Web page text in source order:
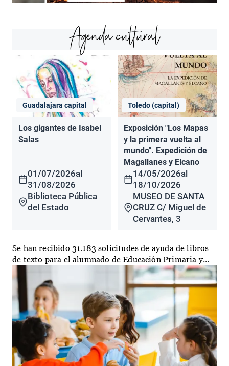
Agenda cultural
Guadalajara capital
Los gigantes de Isabel
Salas
01/07/2026al
31/08/2026
Biblioteca Pública
del Estado
Toledo (capital)
Exposición "Los Mapas
y la primera vuelta al
mundo". Expedición de
Magallanes y Elcano
14/05/2026al
18/10/2026
MUSEO DE SANTA
CRUZ C/ Miguel de
Cervantes, 3
Se han recibido 31.183 solicitudes de ayuda de libros
de texto para el alumnado de Educación Primaria y...